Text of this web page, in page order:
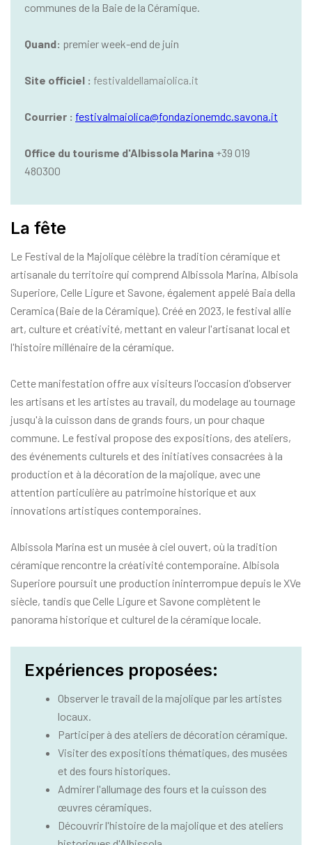
communes de la Baie de la Céramique.
Quand: premier week-end de juin
Site officiel : festivaldellamaiolica.it
Courrier : festivalmaiolica@fondazionemdc.savona.it
Office du tourisme d'Albissola Marina +39 019
480300
La fête
Le Festival de la Majolique célèbre la tradition céramique et
artisanale du territoire qui comprend Albissola Marina, Albisola
Superiore, Celle Ligure et Savone, également appelé Baia della
Ceramica (Baie de la Céramique). Créé en 2023, le festival allie
art, culture et créativité, mettant en valeur l'artisanat local et
l'histoire millénaire de la céramique.
Cette manifestation offre aux visiteurs l'occasion d'observer
les artisans et les artistes au travail, du modelage au tournage
jusqu'à la cuisson dans de grands fours, un pour chaque
commune. Le festival propose des expositions, des ateliers,
des événements culturels et des initiatives consacrées à la
production et à la décoration de la majolique, avec une
attention particulière au patrimoine historique et aux
innovations artistiques contemporaines.
Albissola Marina est un musée à ciel ouvert, où la tradition
céramique rencontre la créativité contemporaine. Albisola
Superiore poursuit une production ininterrompue depuis le XVe
siècle, tandis que Celle Ligure et Savone complètent le
panorama historique et culturel de la céramique locale.
Expériences proposées:
Observer le travail de la majolique par les artistes
locaux.
Participer à des ateliers de décoration céramique.
Visiter des expositions thématiques, des musées
et des fours historiques.
Admirer l'allumage des fours et la cuisson des
œuvres céramiques.
Découvrir l'histoire de la majolique et des ateliers